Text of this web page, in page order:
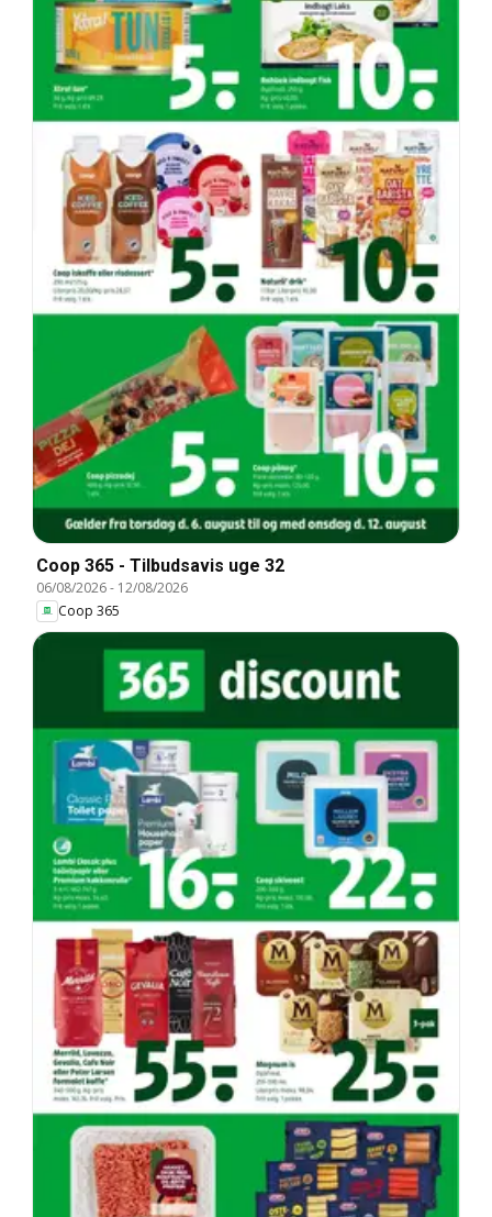
Coop 365 - Tilbudsavis uge 32
06/08/2026- 12/08/2026
Coop 365